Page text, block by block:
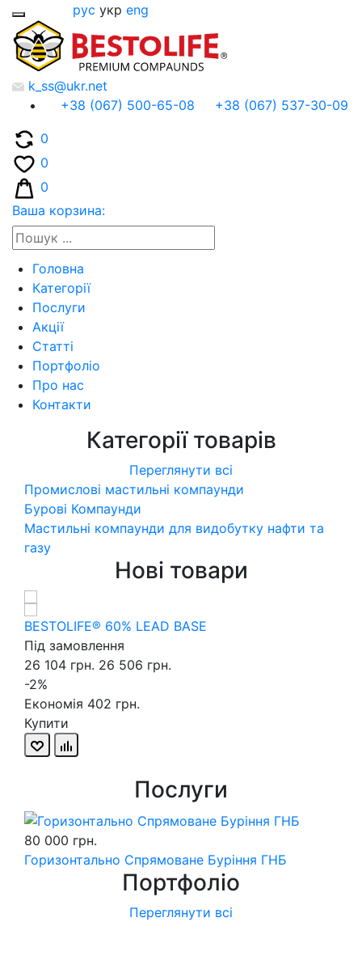
рус укр eng
k_ss@ukr.net
+38 (067) 500-65-08
+38 (067) 537-30-09
0
0
0
Ваша корзина:
Головна
Категорії
Послуги
Акції
Статті
Портфоліо
Про нас
Контакти
Категорії товарів
Переглянути всі
Промислові мастильні компаунди
Бурові Компаунди
Мастильні компаунди для видобутку нафти та
газу
Нові товари
BESTOLIFE® 60% LEAD BASE
Під замовлення
26 104 грн. 26 506 грн.
-2%
Економія 402 грн.
Купити
Послуги
80 000 грн.
Горизонтально Спрямоване Буріння ГНБ
Портфолiо
Переглянути всі